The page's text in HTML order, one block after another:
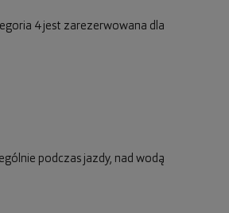
4 jest zarezerwowana dla
podczas jazdy, nad wodą